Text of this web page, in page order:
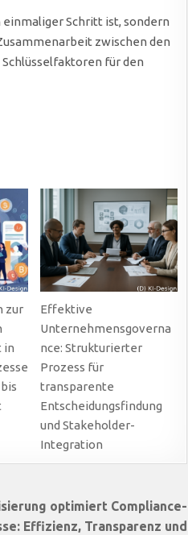
einmaliger Schritt ist, sondern
zwischen den
für den
zur
in
Effektive
Unternehmensgoverna
nce: Strukturierter
Prozess für
transparente
Entscheidungsfindung
und Stakeholder-
Integration
optimiert Compliance-
Effizienz, Transparenz und